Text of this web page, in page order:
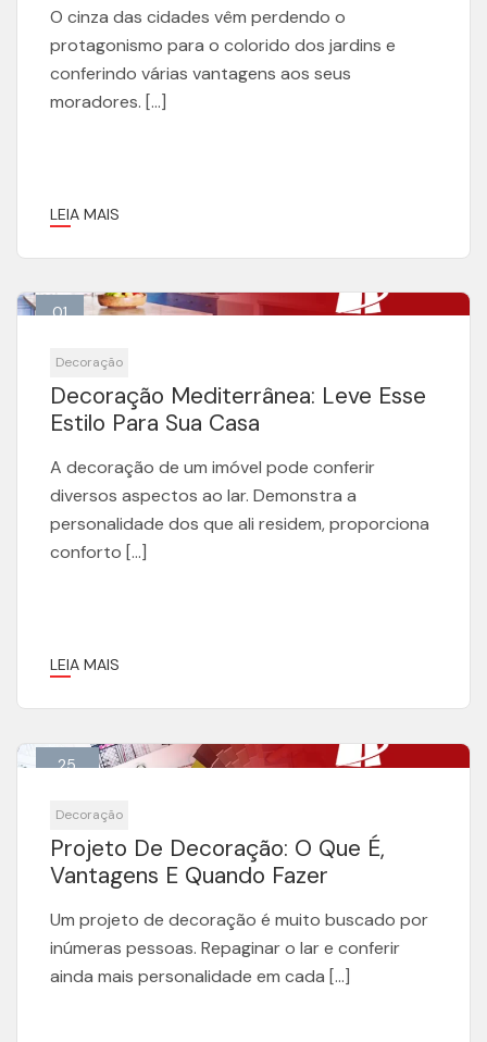
O cinza das cidades vêm perdendo o
protagonismo para o colorido dos jardins e
conferindo várias vantagens aos seus
moradores. […]
LEIA MAIS
01
Decoração
Decoração Mediterrânea: Leve Esse
Estilo Para Sua Casa
A decoração de um imóvel pode conferir
diversos aspectos ao lar. Demonstra a
personalidade dos que ali residem, proporciona
conforto […]
LEIA MAIS
25
Decoração
Projeto De Decoração: O Que É,
Vantagens E Quando Fazer
Um projeto de decoração é muito buscado por
inúmeras pessoas. Repaginar o lar e conferir
ainda mais personalidade em cada […]